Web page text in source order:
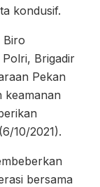
kondusif.
Biro
Brigadir
Pekan
keamanan
10/2021).
bersama